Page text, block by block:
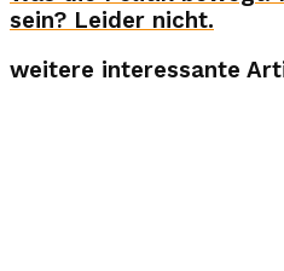
sein? Leider nicht.
weitere interessante